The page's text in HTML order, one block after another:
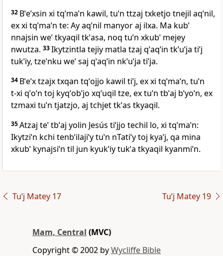
32 Bˈeˈxsin xi tqˈmaˈn kawil, tuˈn ttzaj txketjo tnejil aqˈnil,
ex xi tqˈmaˈn te: Ay aqˈnil manyor aj ilxa. Ma kubˈ
nnajsin weˈ tkyaqil tkˈasa, noq tuˈn xkubˈ mejey
nwutza. 33Ikytzintla tejiy matla tzaj qˈaqˈin tkˈuˈja tiˈj
tukˈiy, tzeˈnku weˈ saj qˈaqˈin nkˈuˈja tiˈja.
34 Bˈeˈx tzajx txqan tqˈojjo kawil tiˈj, ex xi tqˈmaˈn, tuˈn
t‑xi qˈoˈn toj kyqˈobˈjo xqˈuqil tze, ex tuˈn tbˈaj bˈyoˈn, ex
tzmaxi tuˈn tjatzjo, aj tchjet tkˈas tkyaqil.
35Atzaj teˈ tbˈaj yolin Jesús tiˈjjo techil lo, xi tqˈmaˈn:
Ikytziˈn kchi tenbˈilajiˈy tuˈn nTatiˈy toj kyaˈj, qa mina
xkubˈ kynajsiˈn til jun kyukˈiy tukˈa tkyaqil kyanmiˈn.
Tuˈj Matey 17 Tuˈj Matey 19
Mam, Central (MVC)
Copyright © 2002 byWycliffe Bible